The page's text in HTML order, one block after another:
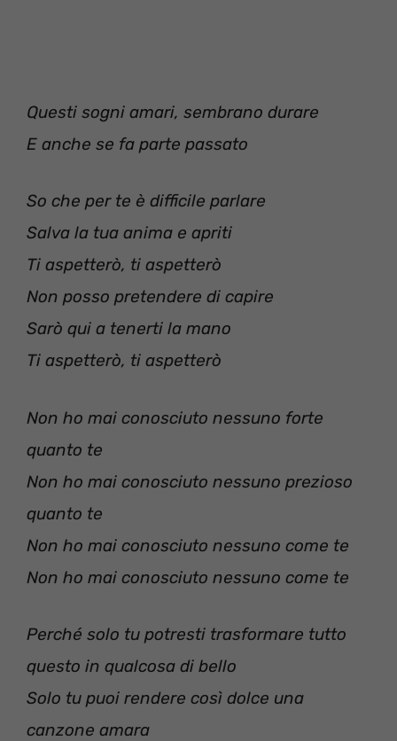
Questi sogni amari, sembrano durare
E anche se fa parte passato
So che per te è difficile parlare
Salva la tua anima e apriti
Ti aspetterò, ti aspetterò
Non posso pretendere di capire
Sarò qui a tenerti la mano
Ti aspetterò, ti aspetterò
Non ho mai conosciuto nessuno forte
quanto te
Non ho mai conosciuto nessuno prezioso
quanto te
Non ho mai conosciuto nessuno come te
Non ho mai conosciuto nessuno come te
Perché solo tu potresti trasformare tutto
questo in qualcosa di bello
Solo tu puoi rendere così dolce una
canzone amara